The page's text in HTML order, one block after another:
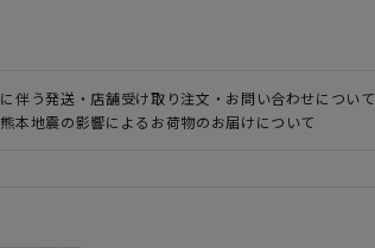
に伴う発送・店舗受け取り注文・お問い合わせについて
熊本地震の影響によるお荷物のお届けについて